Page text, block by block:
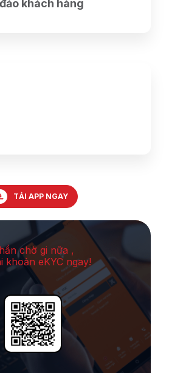
khách hàng
TẢI APP NGAY
chờ gi nữa ,
khoản eKYC ngay!